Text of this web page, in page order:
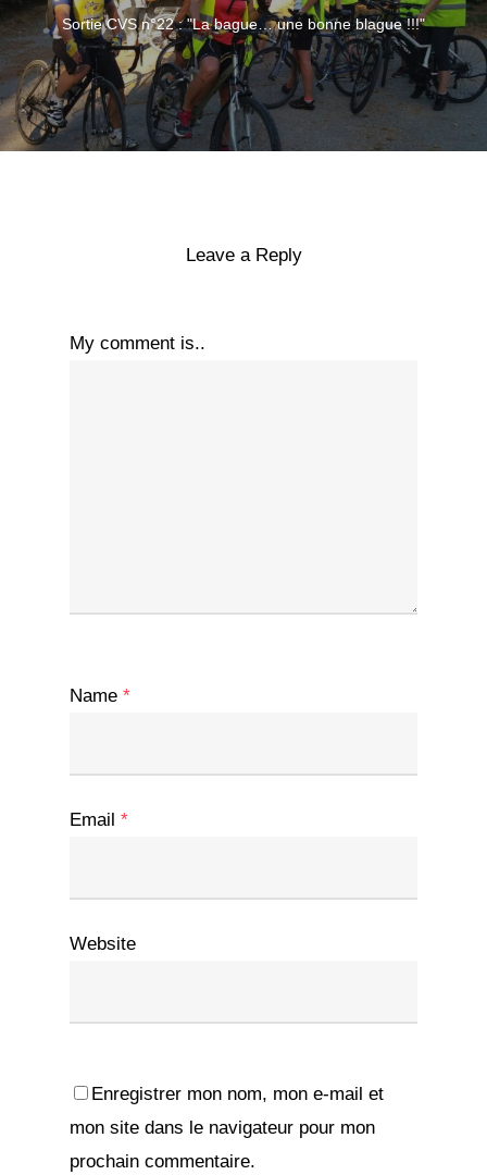
Sortie CVS n°22 : "La bague… une bonne blague !!!"
Leave a Reply
My comment is..
Name *
Email *
Website
Enregistrer mon nom, mon e-mail et
mon site dans le navigateur pour mon
prochain commentaire.